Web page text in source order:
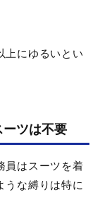
上にゆるいとい
ツは不要
員はスーツを着
うな縛りは特に